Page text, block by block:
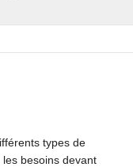
types de
besoins devant